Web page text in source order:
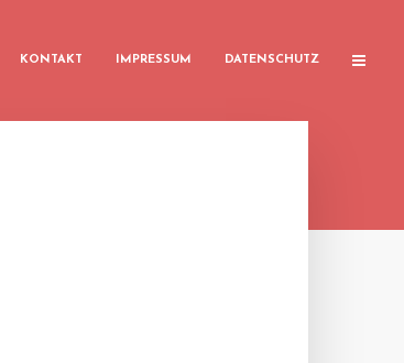
KONTAKT IMPRESSUM DATENSCHUTZ